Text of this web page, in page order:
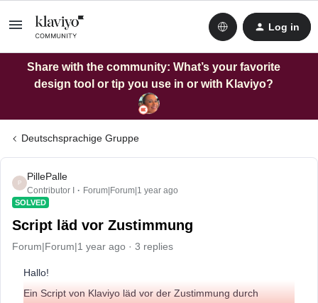
Log in
Share with the community: What’s your favorite
design tool or tip you use in or with Klaviyo?
Deutschsprachige Gruppe
P
PillePalle
Contributor I Forum|Forum|1 year ago
SOLVED
Script läd vor Zustimmung
Forum|Forum|1 year ago 3 replies
Hallo!
Ein Script von Klaviyo läd vor der Zustimmung durch